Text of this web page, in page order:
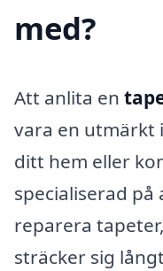
med?
Att anlita en
vara en utmärkt
ditt hem eller
specialiserad
reparera
sträcker sig